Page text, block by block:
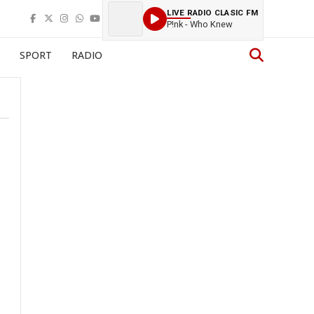
LIVE RADIO CLASIC FM
P!nk - Who Knew
SPORT RADIO